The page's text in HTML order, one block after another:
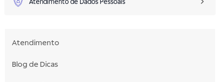
Atendimento de Dados Pessoais
Atendimento
Blog de Dicas